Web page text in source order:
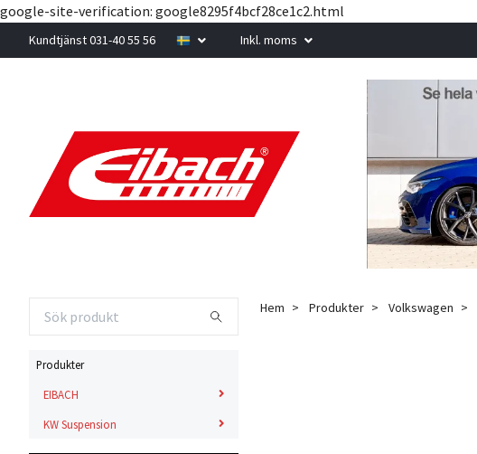
google-site-verification: google8295f4bcf28ce1c2.html
Kundtjänst 031-40 55 56 Inkl. moms
Produkter
EIBACH
KW Suspension
Hem Produkter Volkswagen